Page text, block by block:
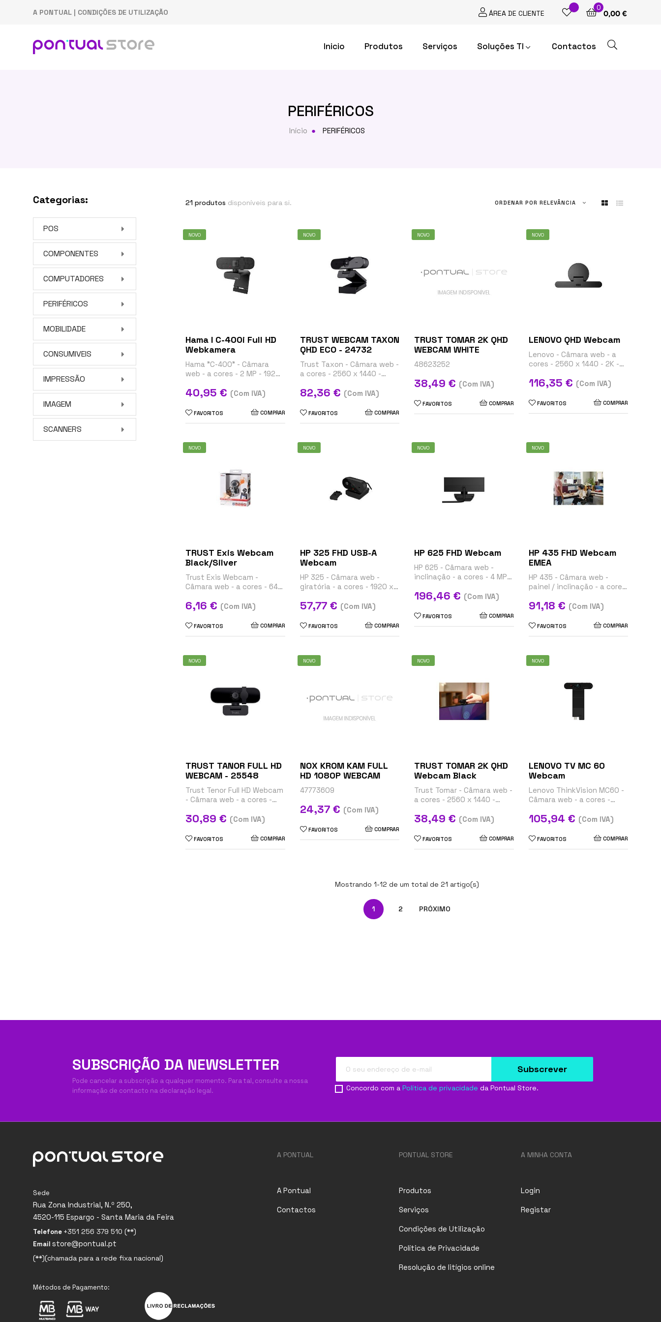
A PONTUAL | CONDIÇÕES DE UTILIZAÇÃO ÁREA DE CLIENTE
0
0,00 €
Inicio Produtos Serviços Soluções TI Contactos
PERIFÉRICOS
Início PERIFÉRICOS
Categorias:
POS
COMPONENTES
COMPUTADORES
PERIFÉRICOS
MOBILIDADE
CONSUMIVEIS
IMPRESSÃO
IMAGEM
SCANNERS
21 produtos disponíveis para si. ORDENAR POR RELEVÂNCIA
NOVO
Hama I C-400i Full HD
Webkamera
Hama "C-400" - Câmara
web - a cores - 2 MP - 1920
USB 2.0
Preço
40,95 € (Com IVA)
FAVORITOS COMPRAR
NOVO
TRUST WEBCAM TAXON
QHD ECO - 24732
Trust Taxon - Câmara web -
a cores - 2560 x 1440 -
Preço
82,36 € (Com IVA)
FAVORITOS COMPRAR
NOVO
TRUST TOMAR 2K QHD
WEBCAM WHITE
48623252
Preço
38,49 € (Com IVA)
FAVORITOS COMPRAR
NOVO
LENOVO QHD Webcam
Lenovo - Câmara web - a
cores - 2560 x 1440 - 2K -
YUY2 - DC 5 V
Preço
116,35 € (Com IVA)
FAVORITOS COMPRAR
NOVO
TRUST Exis Webcam
Black/Silver
Trust Exis Webcam -
Câmara web - a cores - 640
Preço
6,16 € (Com IVA)
FAVORITOS COMPRAR
NOVO
HP 325 FHD USB-A
Webcam
HP 325 - Câmara web -
giratória - a cores - 1920 x
Preço
57,77 € (Com IVA)
FAVORITOS COMPRAR
NOVO
HP 625 FHD Webcam
HP 625 - Câmara web -
inclinação - a cores - 4 MP -
3.0
Preço
196,46 € (Com IVA)
FAVORITOS COMPRAR
NOVO
HP 435 FHD Webcam
EMEA
HP 435 - Câmara web -
painel / inclinação - a cores
- USB 2.0
Preço
91,18 € (Com IVA)
FAVORITOS COMPRAR
NOVO
TRUST TANOR FULL HD
WEBCAM - 25548
Trust Tenor Full HD Webcam
- Câmara web - a cores -
2.0
Preço
30,89 € (Com IVA)
FAVORITOS COMPRAR
NOVO
NOX KROM KAM FULL
HD 1080P WEBCAM
47773609
Preço
24,37 € (Com IVA)
FAVORITOS COMPRAR
NOVO
TRUST TOMAR 2K QHD
Webcam Black
Trust Tomar - Câmara web -
a cores - 2560 x 1440 -
Preço
38,49 € (Com IVA)
FAVORITOS COMPRAR
NOVO
LENOVO TV MC 60
Webcam
Lenovo ThinkVision MC60 -
Câmara web - a cores -
- USB 2.0 - MJPEG, YUY2
Preço
105,94 € (Com IVA)
FAVORITOS COMPRAR
Mostrando 1-12 de um total de 21 artigo(s)
1 2 PRÓXIMO
SUBSCRIÇÃO DA NEWSLETTER
Pode cancelar a subscrição a qualquer momento. Para tal, consulte a nossa
informação de contacto na declaração legal.
Subscrever
Concordo com a Política de privacidade da Pontual Store.
Sede
Rua Zona Industrial, N.º 250,
4520-115 Espargo - Santa Maria da Feira
Telefone +351 256 379 510 (**)
Email store@pontual.pt
(**)(chamada para a rede fixa nacional)
Métodos de Pagamento:
A PONTUAL
A Pontual
Contactos
PONTUAL STORE
Produtos
Serviços
Condições de Utilização
Política de Privacidade
Resolução de litígios online
A MINHA CONTA
Login
Registar